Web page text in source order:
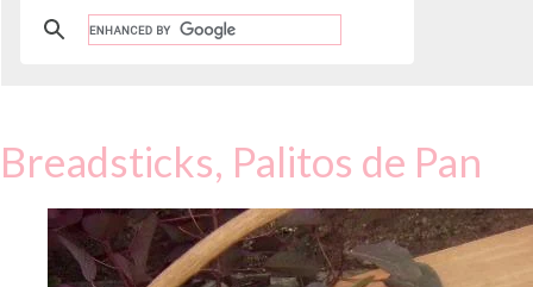
Breadsticks, Palitos de Pan